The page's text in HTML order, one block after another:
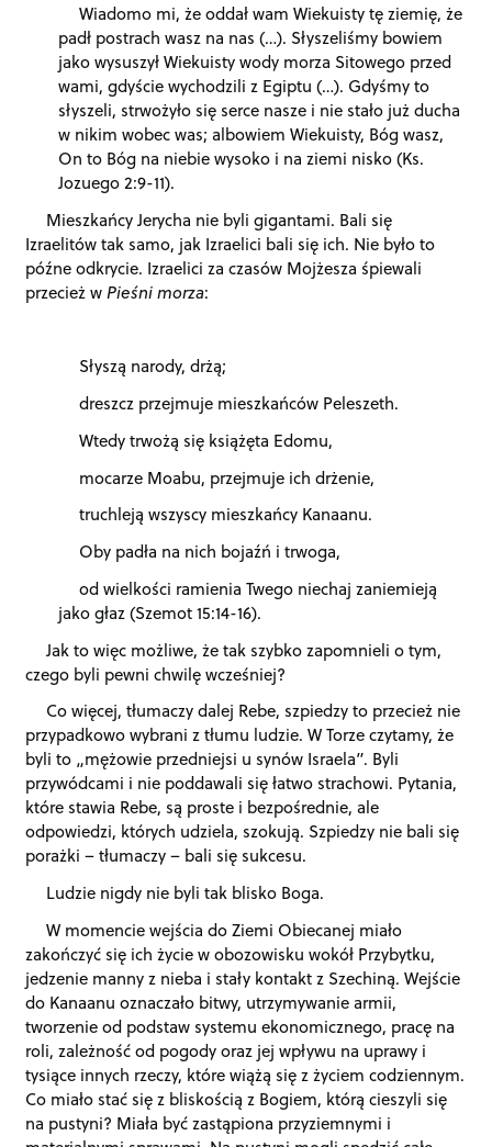
Wiadomo mi, że oddał wam Wiekuisty tę ziemię, że
padł postrach wasz na nas (…). Słyszeliśmy bowiem
jako wysuszył Wiekuisty wody morza Sitowego przed
wami, gdyście wychodzili z Egiptu (…). Gdyśmy to
słyszeli, strwożyło się serce nasze i nie stało już ducha
w nikim wobec was; albowiem Wiekuisty, Bóg wasz,
On to Bóg na niebie wysoko i na ziemi nisko (Ks.
Jozuego 2:9-11).
Mieszkańcy Jerycha nie byli gigantami. Bali się
Izraelitów tak samo, jak Izraelici bali się ich. Nie było to
późne odkrycie. Izraelici za czasów Mojżesza śpiewali
przecież wPieśni morza:
Słyszą narody, drżą;
dreszcz przejmuje mieszkańców Peleszeth.
Wtedy trwożą się książęta Edomu,
mocarze Moabu, przejmuje ich drżenie,
truchleją wszyscy mieszkańcy Kanaanu.
Oby padła na nich bojaźń i trwoga,
od wielkości ramienia Twego niechaj zaniemieją
jako głaz (Szemot 15:14-16).
Jak to więc możliwe, że tak szybko zapomnieli o tym,
czego byli pewni chwilę wcześniej?
Co więcej, tłumaczy dalej Rebe, szpiedzy to przecież nie
przypadkowo wybrani z tłumu ludzie. W Torze czytamy, że
byli to „mężowie przedniejsi u synów Israela”. Byli
przywódcami i nie poddawali się łatwo strachowi. Pytania,
które stawia Rebe, są proste i bezpośrednie, ale
odpowiedzi, których udziela, szokują. Szpiedzy nie bali się
porażki – tłumaczy – bali się sukcesu.
Ludzie nigdy nie byli tak blisko Boga.
W momencie wejścia do Ziemi Obiecanej miało
zakończyć się ich życie w obozowisku wokół Przybytku,
jedzenie manny z nieba i stały kontakt z Szechiną. Wejście
do Kanaanu oznaczało bitwy, utrzymywanie armii,
tworzenie od podstaw systemu ekonomicznego, pracę na
roli, zależność od pogody oraz jej wpływu na uprawy i
tysiące innych rzeczy, które wiążą się z życiem codziennym.
Co miało stać się z bliskością z Bogiem, którą cieszyli się
na pustyni? Miała być zastąpiona przyziemnymi i